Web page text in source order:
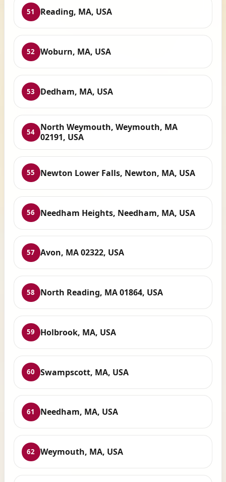
51 Reading, MA, USA
52 Woburn, MA, USA
53 Dedham, MA, USA
54 North Weymouth, Weymouth, MA
02191, USA
55 Newton Lower Falls, Newton, MA, USA
56 Needham Heights, Needham, MA, USA
57 Avon, MA 02322, USA
58 North Reading, MA 01864, USA
59 Holbrook, MA, USA
60 Swampscott, MA, USA
61 Needham, MA, USA
62 Weymouth, MA, USA